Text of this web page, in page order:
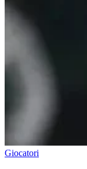
Giocatori